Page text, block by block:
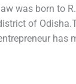
was born to
of
has